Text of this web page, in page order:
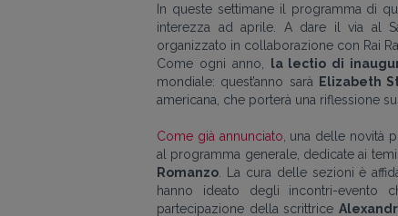
In queste settimane il programma di
interezza ad aprile. A dare il via al
organizzato in collaborazione con Rai
Come ogni anno,
la lectio di
mondiale: quest’anno sarà
Elizabeth
americana, che porterà una riflessione
Come già annunciato , una delle novità
al programma generale, dedicate ai
Romanzo . La cura delle sezioni è
hanno ideato degli incontri-evento
partecipazione della scrittrice